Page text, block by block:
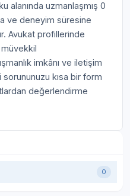
0
alanında uzmanlaşmış 0
ve deneyim süresine
Avukat profillerinde
imkânı ve iletişim
kısa bir form
değerlendirme